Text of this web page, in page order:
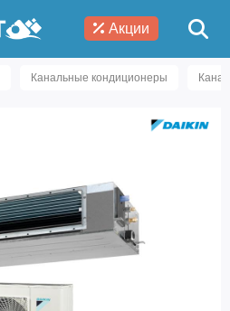
Акции
Канальные кондиционеры